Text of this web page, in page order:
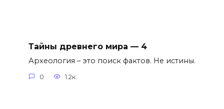
Тайны древнего мира — 4
Археология – это поиск фактов. Не истины.
0 1.2к.